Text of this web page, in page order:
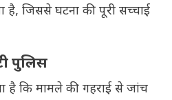
है, जिससे घटना की पूरी सच्चाई
पुलिस
है कि मामले की गहराई से जांच